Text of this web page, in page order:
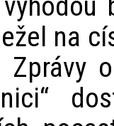
na
Zprávy